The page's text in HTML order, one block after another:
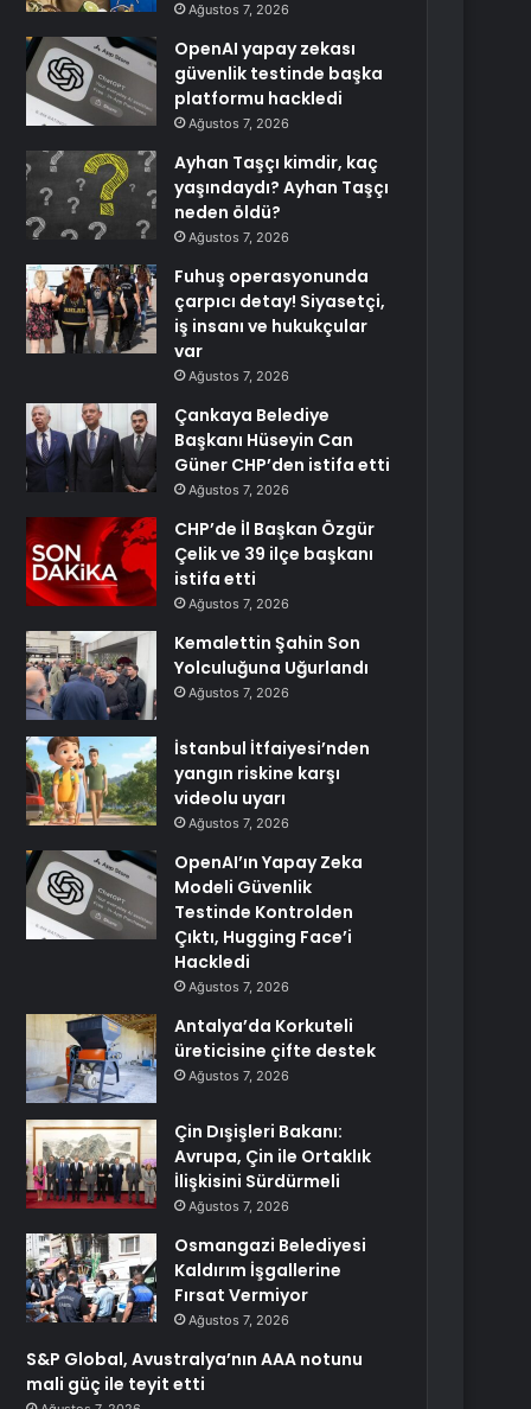
Ağustos 7, 2026
OpenAI yapay zekası
güvenlik testinde başka
platformu hackledi
Ağustos 7, 2026
Ayhan Taşçı kimdir, kaç
yaşındaydı? Ayhan Taşçı
neden öldü?
Ağustos 7, 2026
Fuhuş operasyonunda
çarpıcı detay! Siyasetçi,
iş insanı ve hukukçular
var
Ağustos 7, 2026
Çankaya Belediye
Başkanı Hüseyin Can
Güner CHP’den istifa etti
Ağustos 7, 2026
CHP’de İl Başkan Özgür
Çelik ve 39 ilçe başkanı
istifa etti
Ağustos 7, 2026
Kemalettin Şahin Son
Yolculuğuna Uğurlandı
Ağustos 7, 2026
İstanbul İtfaiyesi’nden
yangın riskine karşı
videolu uyarı
Ağustos 7, 2026
OpenAI’ın Yapay Zeka
Modeli Güvenlik
Testinde Kontrolden
Çıktı, Hugging Face’i
Hackledi
Ağustos 7, 2026
Antalya’da Korkuteli
üreticisine çifte destek
Ağustos 7, 2026
Çin Dışişleri Bakanı:
Avrupa, Çin ile Ortaklık
İlişkisini Sürdürmeli
Ağustos 7, 2026
Osmangazi Belediyesi
Kaldırım İşgallerine
Fırsat Vermiyor
Ağustos 7, 2026
S&P Global, Avustralya’nın AAA notunu
mali güç ile teyit etti